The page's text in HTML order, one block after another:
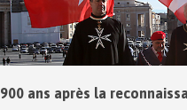
900 ans après la